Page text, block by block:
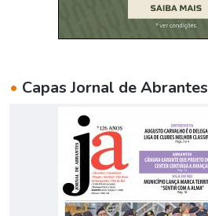
• Capas Jornal de Abrantes